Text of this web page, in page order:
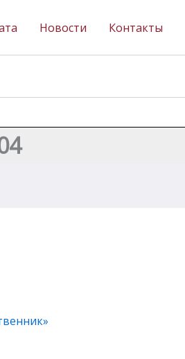
Новости Контакты